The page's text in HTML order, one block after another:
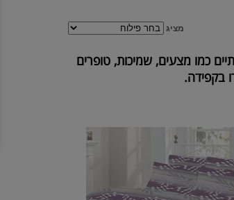
מציג
כמו מצעים, שמיכות, טופרים
בקפידה.